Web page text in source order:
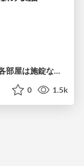
オートロックマンションなのに、各部屋は施錠なし！？ 攻撃者が組織内ネットワークで大暴れする理由 / The Front Door Is Locked, but the Rooms Are Wide Open: Why Attackers Move Freely Inside Enterprise Networks
0 1.5k